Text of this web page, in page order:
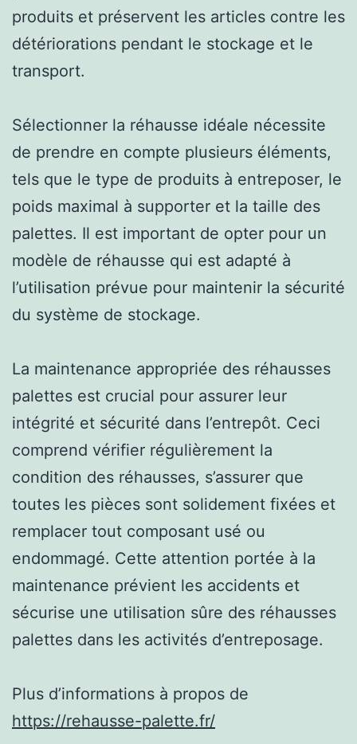
produits et préservent les articles contre les
détériorations pendant le stockage et le
transport.
Sélectionner la réhausse idéale nécessite
de prendre en compte plusieurs éléments,
tels que le type de produits à entreposer, le
poids maximal à supporter et la taille des
palettes. Il est important de opter pour un
modèle de réhausse qui est adapté à
l’utilisation prévue pour maintenir la sécurité
du système de stockage.
La maintenance appropriée des réhausses
palettes est crucial pour assurer leur
intégrité et sécurité dans l’entrepôt. Ceci
comprend vérifier régulièrement la
condition des réhausses, s’assurer que
toutes les pièces sont solidement fixées et
remplacer tout composant usé ou
endommagé. Cette attention portée à la
maintenance prévient les accidents et
sécurise une utilisation sûre des réhausses
palettes dans les activités d’entreposage.
Plus d’informations à propos de
https://rehausse-palette.fr/